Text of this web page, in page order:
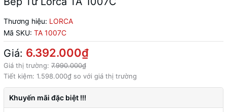
Thương hiệu: LORCA
Mã SKU: TA 1007C
Giá: 6.392.000₫
Giá thị trường: 7.990.000₫
Tiết kiệm: 1.598.000₫ so với giá thị trường
Khuyến mãi đặc biệt !!!